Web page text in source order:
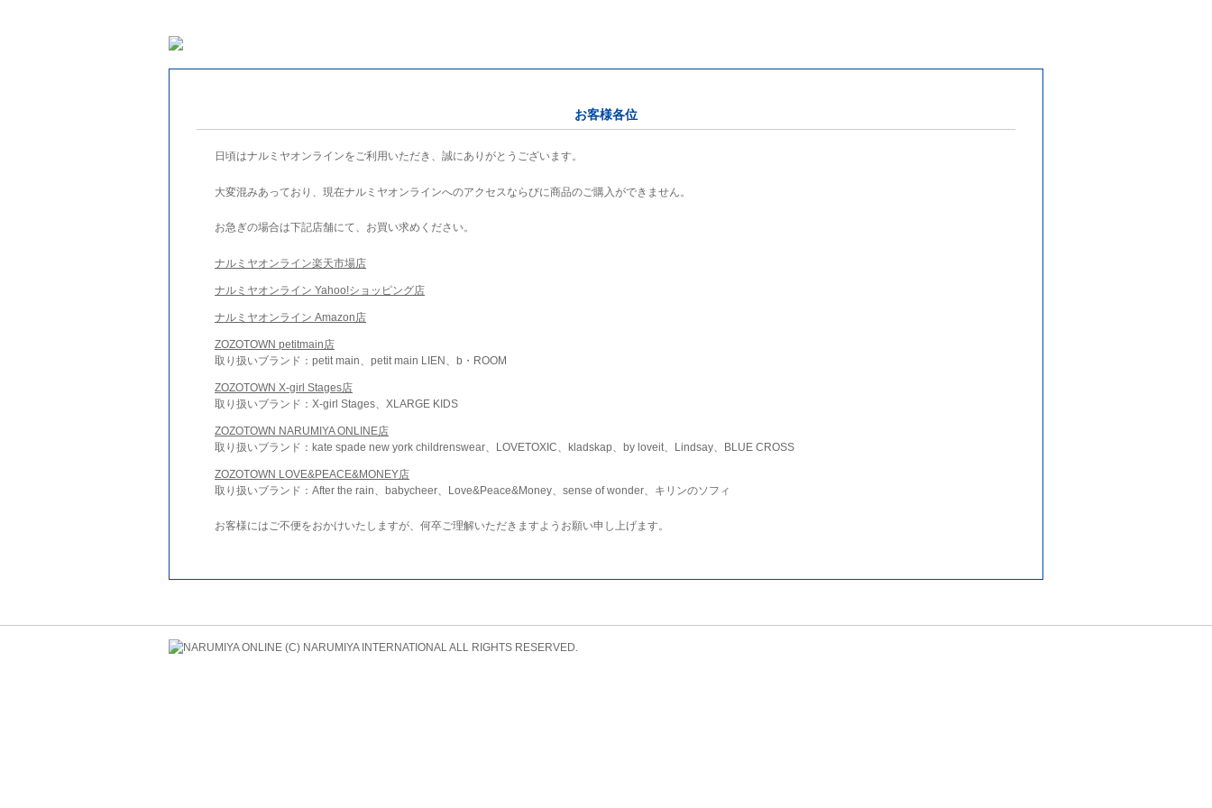
お客様各位
日頃はナルミヤオンラインをご利用いただき、誠にありがとうございます。
大変混みあっており、現在ナルミヤオンラインへのアクセスならびに商品のご購入ができません。
お急ぎの場合は下記店舗にて、お買い求めください。
ナルミヤオンライン楽天市場店
ナルミヤオンライン Yahoo!ショッピング店
ナルミヤオンライン Amazon店
ZOZOTOWN petitmain店
取り扱いブランド：petit main、petit main LIEN、b・ROOM
ZOZOTOWN X-girl Stages店
取り扱いブランド：X-girl Stages、XLARGE KIDS
ZOZOTOWN NARUMIYA ONLINE店
取り扱いブランド：kate spade new york childrenswear、LOVETOXIC、kladskap、by loveit、Lindsay、BLUE CROSS
ZOZOTOWN LOVE&PEACE&MONEY店
取り扱いブランド：After the rain、babycheer、Love&Peace&Money、sense of wonder、キリンのソフィ
お客様にはご不便をおかけいたしますが、何卒ご理解いただきますようお願い申し上げます。